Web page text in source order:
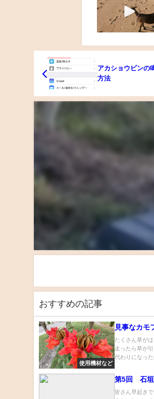
アカショウビンの
方法
おすすめの記事
使用機材など
見事なカモ
たくさん草が
走ったら草が
代わりになっ
第5回 石垣
皆さん早起き